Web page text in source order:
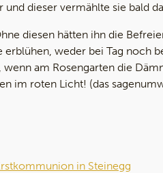
dieser vermählte sie bald
diesen hätten ihn die
erblühen, weder bei Tag noch
am Rosengarten die
im roten Licht! (das
in Steinegg